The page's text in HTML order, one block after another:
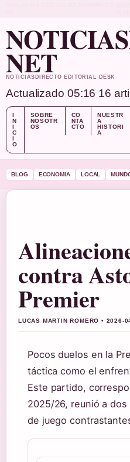
NET
NOTICIASDIRECTO EDITORIAL DESK
Actualizado 05:16 16
I
N
I
C
I
O
SOBRE
NOSOTR
OS
CO
NTA
CTO
NUESTR
A
HISTORI
A
BLOG ECONOMIA LOCAL
contra
Premier
LUCAS MARTIN ROMERO • 2026-
Pocos duelos en la
táctica como el
Este partido,
2025/26, reunió a
de juego